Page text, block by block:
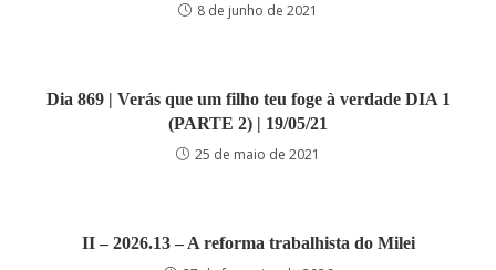
8 de junho de 2021
Dia 869 | Verás que um filho teu foge à verdade DIA 1
(PARTE 2) | 19/05/21
25 de maio de 2021
II – 2026.13 – A reforma trabalhista do Milei